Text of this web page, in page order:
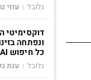
גלובל | עוזי
דוקסימיטי
כל חיפוש AI מכניס פי 10 מהעלות ש
גלובל | ענת